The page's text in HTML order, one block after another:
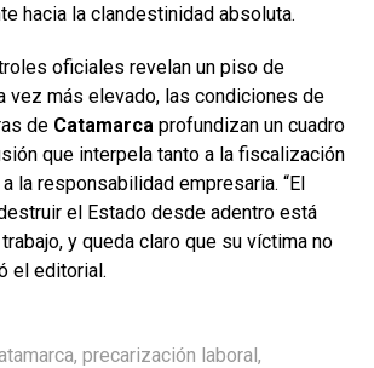
hacia la clandestinidad absoluta.
oficiales revelan un piso de
vez más elevado, las condiciones de
de Catamarca profundizan un cuadro
que interpela tanto a la fiscalización
la responsabilidad empresaria. “El
destruir el Estado desde adentro está
y queda claro que su víctima no
el editorial.
, precarización laboral,